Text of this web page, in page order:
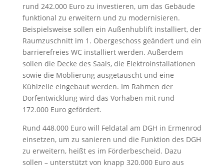
rund 242.000 Euro zu investieren, um das Gebäude
funktional zu erweitern und zu modernisieren.
Beispielsweise sollen ein Außenhublift installiert, der
Raumzuschnitt im 1. Obergeschoss geändert und ein
barrierefreies WC installiert werden. Außerdem
sollen die Decke des Saals, die Elektroinstallationen
sowie die Möblierung ausgetauscht und eine
Kühlzelle eingebaut werden. Im Rahmen der
Dorfentwicklung wird das Vorhaben mit rund
172.000 Euro gefördert.
Rund 448.000 Euro will Feldatal am DGH in Ermenrod
einsetzen, um zu sanieren und die Funktion des DGH
zu erweitern, heißt es im Förderbescheid. Dazu
sollen – unterstützt von knapp 320.000 Euro aus